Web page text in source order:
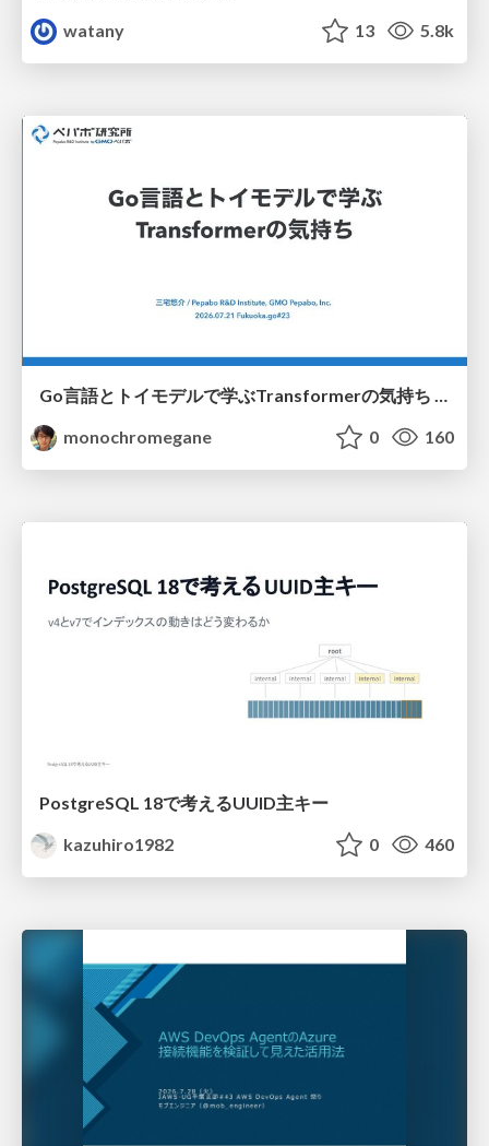
watany
13 5.8k
Go言語とトイモデルで学ぶTransformerの気持ち / fukuokago23-transformer
monochromegane
0 160
PostgreSQL 18で考えるUUID主キー
kazuhiro1982
0 460